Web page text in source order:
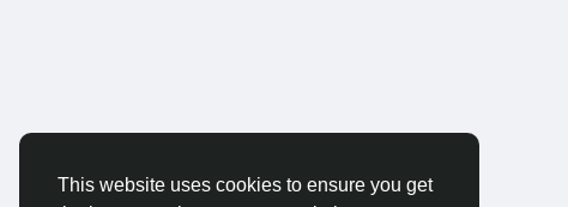
This website uses cookies to ensure you get